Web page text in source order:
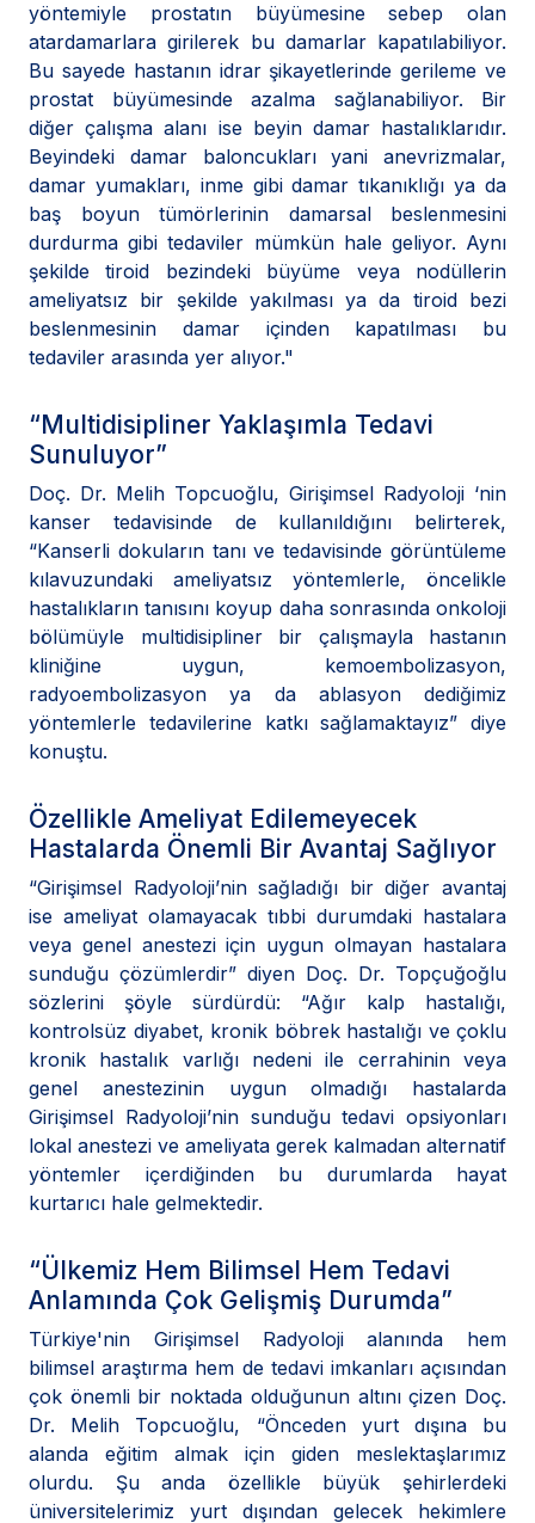
yöntemiyle prostatın büyümesine sebep olan
atardamarlara girilerek bu damarlar kapatılabiliyor.
Bu sayede hastanın idrar şikayetlerinde gerileme ve
prostat büyümesinde azalma sağlanabiliyor. Bir
diğer çalışma alanı ise beyin damar hastalıklarıdır.
Beyindeki damar baloncukları yani anevrizmalar,
damar yumakları, inme gibi damar tıkanıklığı ya da
baş boyun tümörlerinin damarsal beslenmesini
durdurma gibi tedaviler mümkün hale geliyor. Aynı
şekilde tiroid bezindeki büyüme veya nodüllerin
ameliyatsız bir şekilde yakılması ya da tiroid bezi
beslenmesinin damar içinden kapatılması bu
tedaviler arasında yer alıyor."
“Multidisipliner Yaklaşımla Tedavi
Sunuluyor”
Doç. Dr. Melih Topcuoğlu, Girişimsel Radyoloji ‘nin
kanser tedavisinde de kullanıldığını belirterek,
“Kanserli dokuların tanı ve tedavisinde görüntüleme
kılavuzundaki ameliyatsız yöntemlerle, öncelikle
hastalıkların tanısını koyup daha sonrasında onkoloji
bölümüyle multidisipliner bir çalışmayla hastanın
kliniğine uygun, kemoembolizasyon,
radyoembolizasyon ya da ablasyon dediğimiz
yöntemlerle tedavilerine katkı sağlamaktayız” diye
konuştu.
Özellikle Ameliyat Edilemeyecek
Hastalarda Önemli Bir Avantaj Sağlıyor
“Girişimsel Radyoloji’nin sağladığı bir diğer avantaj
ise ameliyat olamayacak tıbbi durumdaki hastalara
veya genel anestezi için uygun olmayan hastalara
sunduğu çözümlerdir” diyen Doç. Dr. Topçuğoğlu
sözlerini şöyle sürdürdü: “Ağır kalp hastalığı,
kontrolsüz diyabet, kronik böbrek hastalığı ve çoklu
kronik hastalık varlığı nedeni ile cerrahinin veya
genel anestezinin uygun olmadığı hastalarda
Girişimsel Radyoloji’nin sunduğu tedavi opsiyonları
lokal anestezi ve ameliyata gerek kalmadan alternatif
yöntemler içerdiğinden bu durumlarda hayat
kurtarıcı hale gelmektedir.
“Ülkemiz Hem Bilimsel Hem Tedavi
Anlamında Çok Gelişmiş Durumda”
Türkiye'nin Girişimsel Radyoloji alanında hem
bilimsel araştırma hem de tedavi imkanları açısından
çok önemli bir noktada olduğunun altını çizen Doç.
Dr. Melih Topcuoğlu, “Önceden yurt dışına bu
alanda eğitim almak için giden meslektaşlarımız
olurdu. Şu anda özellikle büyük şehirlerdeki
üniversitelerimiz yurt dışından gelecek hekimlere